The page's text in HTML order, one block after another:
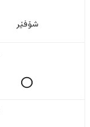
شۆفێر